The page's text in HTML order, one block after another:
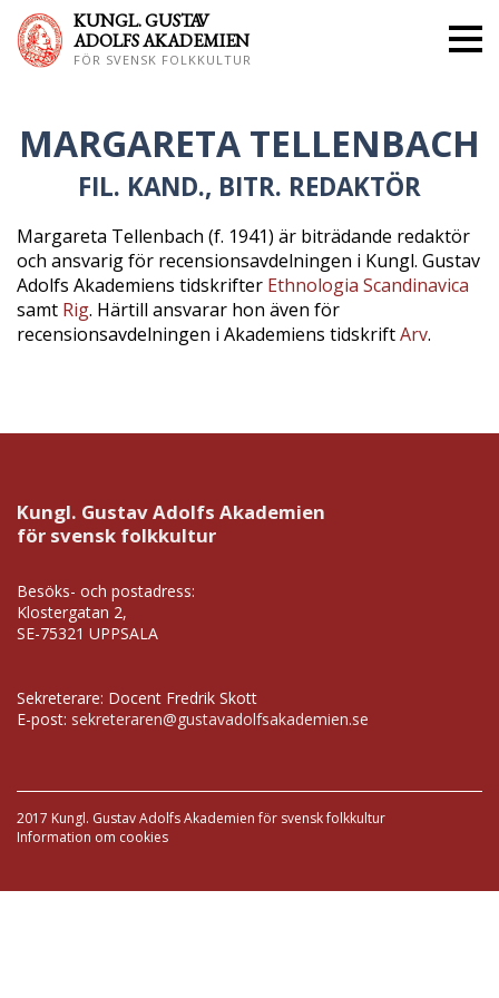
KUNGL. GUSTAV
ADOLFS AKADEMIEN
FÖR SVENSK FOLKKULTUR
MARGARETA TELLENBACH
FIL. KAND., BITR. REDAKTÖR
Margareta Tellenbach (f. 1941) är biträdande redaktör
och ansvarig för recensionsavdelningen i Kungl. Gustav
Adolfs Akademiens tidskrifter Ethnologia Scandinavica
samt Rig. Härtill ansvarar hon även för
recensionsavdelningen i Akademiens tidskriftArv.
Kungl. Gustav Adolfs Akademien
för svensk folkkultur
Besöks- och postadress:
Klostergatan 2,
SE-75321 UPPSALA
Sekreterare: Docent Fredrik Skott
E-post: sekreteraren@gustavadolfsakademien.se
2017 Kungl. Gustav Adolfs Akademien för svensk folkkultur
Information om cookies